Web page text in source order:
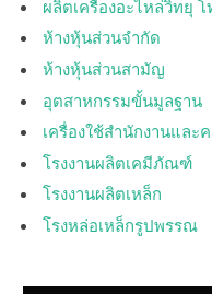
ผลิตเครื่องอะไหล่วิทยุ
ห้างหุ้นส่วนจำกัด
ห้างหุ้นส่วนสามัญ
อุตสาหกรรมขั้นมูลฐาน
เครื่องใช้สำนักงานและ
โรงงานผลิตเคมีภัณฑ์
โรงงานผลิตเหล็ก
โรงหล่อเหล็กรูปพรรณ